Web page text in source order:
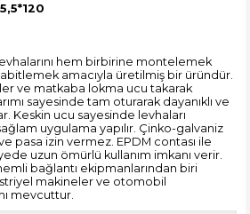
hem birbirine montelemek
amacıyla üretilmiş bir üründür.
ve matkaba lokma ucu takarak
sayesinde tam oturarak dayanıklı ve
Keskin ucu sayesinde levhaları
uygulama yapılır. Çinko-galvaniz
pasa izin vermez. EPDM contası ile
uzun ömürlü kullanım imkanı verir.
bağlantı ekipmanlarından biri
makineler ve otomobil
mevcuttur.